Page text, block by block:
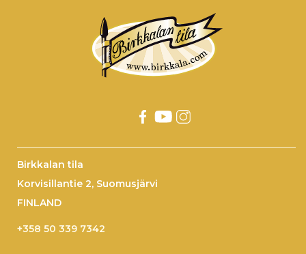
Birkkalan tila
Korvisillantie 2, Suomusjärvi
FINLAND
+358 50 339 7342